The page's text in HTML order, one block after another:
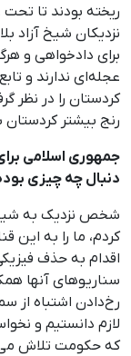
ریخته بودند تا تحت
نزدیکان شیخ آزاد
برای دادخواهی و
عجله‌ای ندارند و
کردستان را در نظر
رنج بیشتر
جمهوری اسلامی
دنبال چه چیزی
شخص نزدیک به شیخ
کردم، ما را به
اقدام به حذف
سناریوهای آنها
رخ‌دادن اشتباه از
لازم دانستیم و
که حکومت تلاش